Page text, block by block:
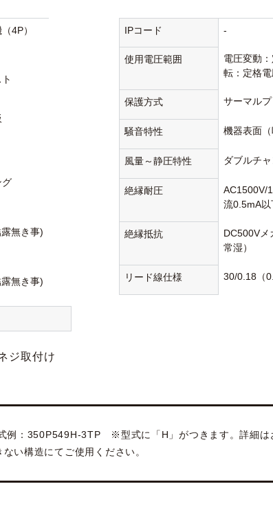
4P）
グ
無き事)
無き事)
IPコード -
使用電圧範囲
電圧変動
転：定格
保護方式 サーマル
騒音特性 機器表面
風量～静圧特性 ダブルチ
絶縁耐圧
AC1500V/
流0.5mA
絶縁抵抗
DC500V
常湿）
リード線仕様 30/0.18（
ジ取付け
例：350P549H-3TP ※型式に「H」がつきます。詳細は
い構造にてご使用ください。